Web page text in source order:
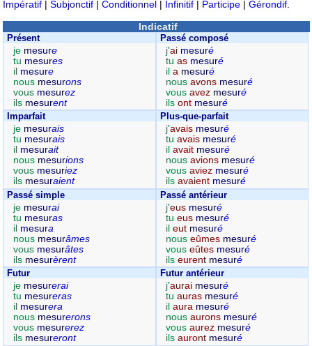
Impératif | Subjonctif | Conditionnel | Infinitif | Participe | Gérondif
Indicatif
Présent
je mesure
tu mesures
il mesure
nous mesurons
vous mesurez
ils mesurent
Passé composé
j'ai mesuré
tuas mesuré
ila mesuré
nousavons mesuré
vousavez mesuré
ilsont mesuré
Imparfait
je mesurais
tu mesurais
il mesurait
nous mesurions
vous mesuriez
ils mesuraient
Plus-que-parfait
j'avais mesuré
tuavais mesuré
ilavait mesuré
nousavions mesuré
vousaviez mesuré
ilsavaient mesuré
Passé simple
je mesurai
tu mesuras
il mesura
nous mesurâmes
vous mesurâtes
ils mesurèrent
Passé antérieur
j'eus mesuré
tueus mesuré
ileut mesuré
nouseûmes mesuré
vouseûtes mesuré
ilseurent mesuré
Futur
je mesurerai
tu mesureras
il mesurera
nous mesurerons
vous mesurerez
ils mesureront
Futur antérieur
j'aurai mesuré
tuauras mesuré
ilaura mesuré
nousaurons mesuré
vousaurez mesuré
ilsauront mesuré